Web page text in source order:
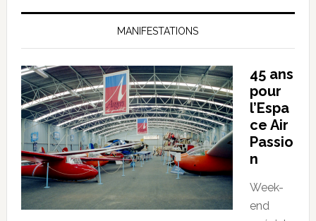
MANIFESTATIONS
45 ans
pour
l’Espa
ce Air
Passio
n
Week-
end